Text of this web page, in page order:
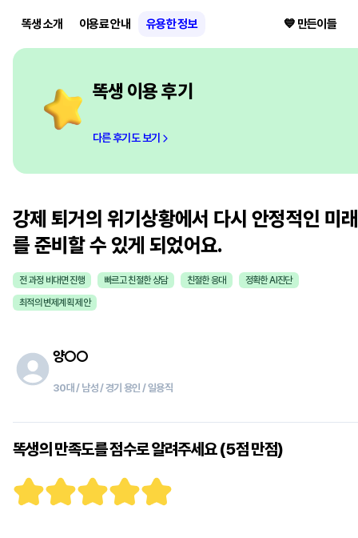
똑생 소개 이용료 안내 유용한 정보 💙 만든이들
똑생 이용 후기
다른 후기도 보기
강제 퇴거의 위기상황에서 다시 안정적인 미래
를 준비할 수 있게 되었어요.
전 과정 비대면 진행 빠르고 친절한 상담 친절한 응대
정확한 AI진단
최적의 변제계획 제안
양○○
30대 / 남성 / 경기 용인 / 일용직
똑생의 만족도를 점수로 알려주세요 (5점 만점)